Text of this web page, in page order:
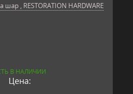
, RESTORATION HARDWARE
В НАЛИЧИИ
Цена: